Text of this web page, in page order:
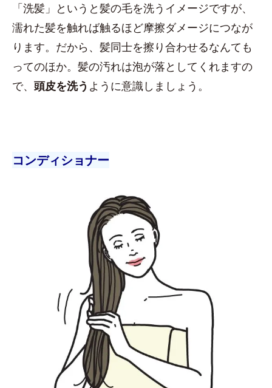
「洗髪」というと髪の毛を洗うイメージですが、
濡れた髪を触れば触るほど摩擦ダメージにつなが
ります。だから、髪同士を擦り合わせるなんても
ってのほか。髪の汚れは泡が落としてくれますの
で、 頭皮を洗う ように意識しましょう。
コンディショナー